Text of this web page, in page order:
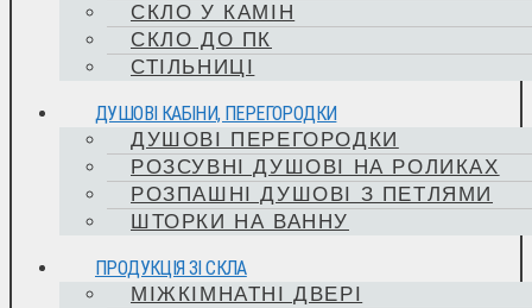
СКЛО У КАМІН
СКЛО ДО ПК
СТІЛЬНИЦІ
ДУШОВІ КАБІНИ, ПЕРЕГОРОДКИ
ДУШОВІ ПЕРЕГОРОДКИ
РОЗСУВНІ ДУШОВІ НА РОЛИКАХ
РОЗПАШНІ ДУШОВІ З ПЕТЛЯМИ
ШТОРКИ НА ВАННУ
ПРОДУКЦІЯ ЗІ СКЛА
МІЖКІМНАТНІ ДВЕРІ